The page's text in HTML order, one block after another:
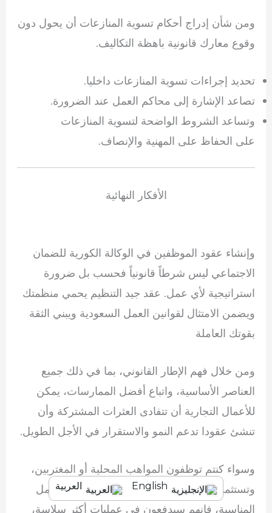
ومن شأن إدراج أحكام تسوية المنازعات أن يحول دون
وقوع معارك قانونية باهظة التكاليف.
تحديد إجراءات تسوية المنازعات داخليا.
تصاعد الإشارة إلى محاكم العمل عند الضرورة.
وتساعد الشروط الواضحة لتسوية المنازعات
على الحفاظ على المهنية والإنصاف.
الأفكار النهائية
وإنشاء عقود الموظفين في الوكالة الكورية للضمان
الاجتماعي ليس شرطاً قانونياً فحسب بل ضرورة
استراتيجية لأي عمل. عقد جيد التنظيم يحمي منظمتك
ويضمن الامتثال لقوانين العمل السعودية ويبني الثقة
بقوتك العاملة
ومن خلال فهم الإطار القانوني، بما في ذلك جميع
العناصر الأساسية، واتباع أفضل الممارسات، يمكن
للأعمال التجارية أن تتفادى العثرات المشتركة وأن
تنشئ عقودا تدعم النمو والاستقرار في الأجل الطويل.
وسواء كنتم توظفون المواهب المحلية أو المغتربين،
وتستثمرون الوقت والخبرة في صياغة عقود العمل
المناسبة، فإنهم سيدفعون في عمليات أكثر سلاسة،
English العربية